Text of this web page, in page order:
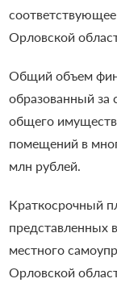
Орловской
Общий объем
образованный за
общего
помещений в
млн рублей.
Краткосрочный
представленных
местного
Орловской